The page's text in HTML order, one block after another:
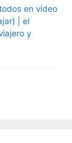
en vídeo
| el
y